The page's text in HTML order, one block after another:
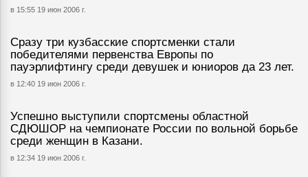
в 15:55 19 июн 2006 г.
Сразу три кузбасские спортсменки стали
победителями первенства Европы по
пауэрлифтингу среди девушек и юниоров да 23 лет.
в 12:40 19 июн 2006 г.
Успешно выступили спортсмены областной
СДЮШОР на чемпионате России по вольной борьбе
среди женщин в Казани.
в 12:34 19 июн 2006 г.